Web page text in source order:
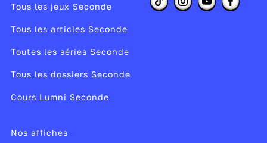
Tous les jeux Seconde
Tous les articles Seconde
Toutes les séries Seconde
Tous les dossiers Seconde
Cours Lumni Seconde
Nos affiches